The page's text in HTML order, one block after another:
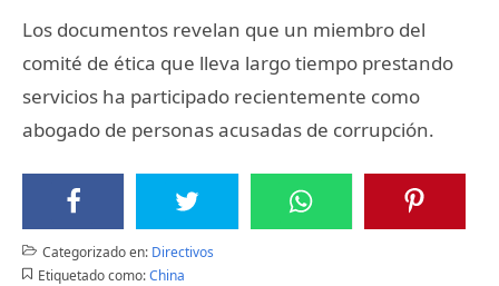
Los documentos revelan que un miembro del
comité de ética que lleva largo tiempo prestando
servicios ha participado recientemente como
abogado de personas acusadas de corrupción.
Categorizado en: Directivos
Etiquetado como: China